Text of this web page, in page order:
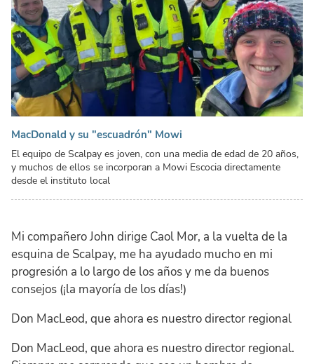
MacDonald y su "escuadrón" Mowi
El equipo de Scalpay es joven, con una media de edad de 20 años,
y muchos de ellos se incorporan a Mowi Escocia directamente
desde el instituto local
Mi compañero John dirige Caol Mor, a la vuelta de la
esquina de Scalpay, me ha ayudado mucho en mi
progresión a lo largo de los años y me da buenos
consejos (¡la mayoría de los días!)
Don MacLeod, que ahora es nuestro director regional
Don MacLeod, que ahora es nuestro director regional.